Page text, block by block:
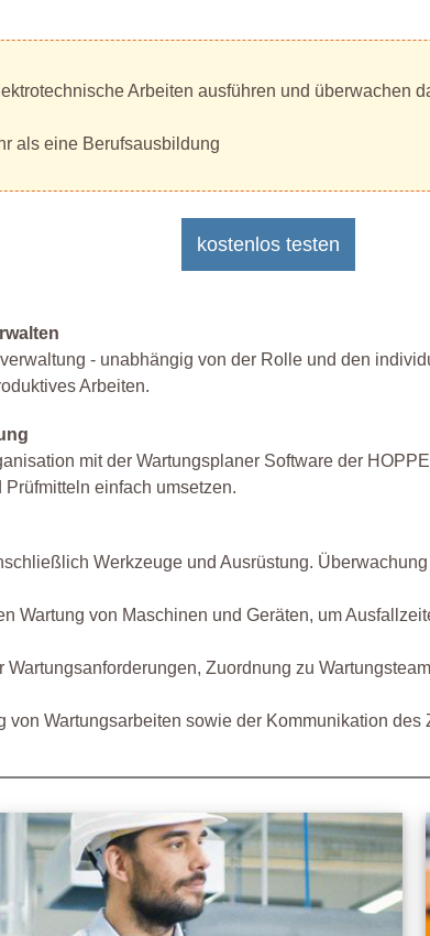
Arbeiten ausführen und überwachen
als eine Berufsausbildung
kostenlos testen
- unabhängig von der Rolle und den
Arbeiten.
mit der Wartungsplaner Software der
einfach umsetzen.
Werkzeuge und Ausrüstung.
Wartung von Maschinen und Geräten, um
Zuordnung zu
Wartungsarbeiten sowie der Kommunikation